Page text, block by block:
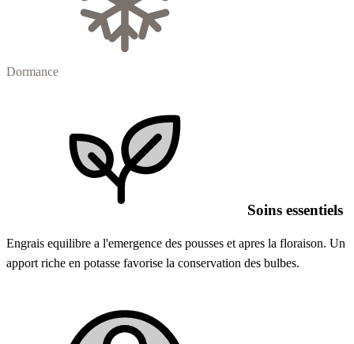
Dormance
Soins essentiels
Engrais equilibre a l'emergence des pousses et apres la floraison. Un
apport riche en potasse favorise la conservation des bulbes.